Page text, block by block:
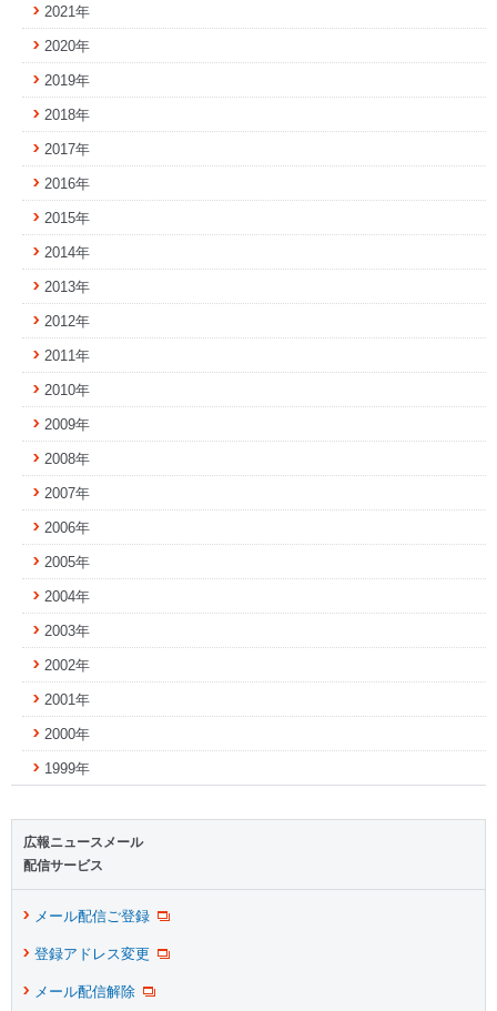
2021年
2020年
2019年
2018年
2017年
2016年
2015年
2014年
2013年
2012年
2011年
2010年
2009年
2008年
2007年
2006年
2005年
2004年
2003年
2002年
2001年
2000年
1999年
広報ニュースメール
配信サービス
メール配信ご登録
登録アドレス変更
メール配信解除